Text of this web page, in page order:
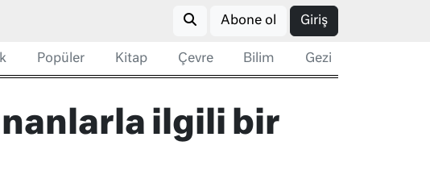
Abone ol Giriş
Popüler Kitap Çevre Bilim Gezi
ilgili bir